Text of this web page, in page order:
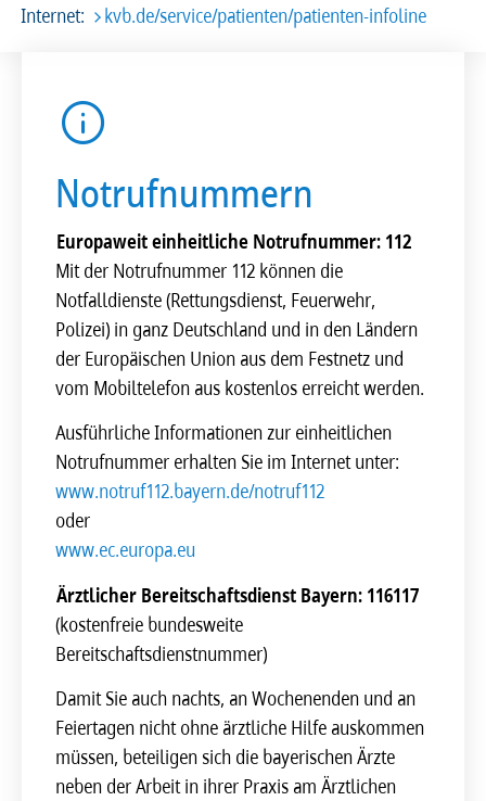
Internet:
kvb.de/service/patienten/patienten-infoline
Notrufnummern
Europaweit einheitliche Notrufnummer: 112
Mit der Notrufnummer 112 können die
Notfalldienste (Rettungsdienst, Feuerwehr,
Polizei) in ganz Deutschland und in den Ländern
der Europäischen Union aus dem Festnetz und
vom Mobiltelefon aus kostenlos erreicht werden.
Ausführliche Informationen zur einheitlichen
Notrufnummer erhalten Sie im Internet unter:
www.notruf112.bayern.de/notruf112
oder
www.ec.europa.eu
Ärztlicher Bereitschaftsdienst Bayern: 116117
(kostenfreie bundesweite
Bereitschaftsdienstnummer)
Damit Sie auch nachts, an Wochenenden und an
Feiertagen nicht ohne ärztliche Hilfe auskommen
müssen, beteiligen sich die bayerischen Ärzte
neben der Arbeit in ihrer Praxis am Ärztlichen